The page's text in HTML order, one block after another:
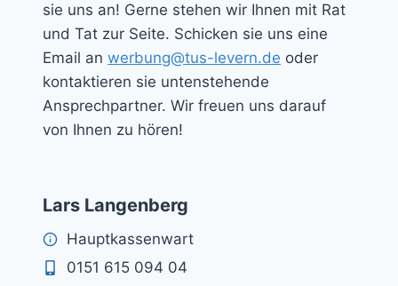
sie uns an! Gerne stehen wir Ihnen mit Rat
und Tat zur Seite. Schicken sie uns eine
Email an werbung@tus-levern.de oder
kontaktieren sie untenstehende
Ansprechpartner. Wir freuen uns darauf
von Ihnen zu hören!
Lars Langenberg
Hauptkassenwart
0151 615 094 04